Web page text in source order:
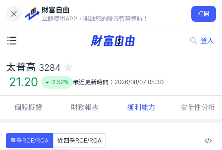
財富自由
立即使用APP，開啟您的股市智慧導航！
打開
登入
21.20
-2.52%
太普高 3284
21.20 -2.52% 最近更新時間： 2026/08/07 05:30
個股概覽 財務報表 獲利能力 安全性分析
單季ROE/ROA
近四季ROE/ROA